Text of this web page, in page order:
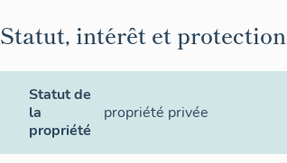
Statut, intérêt et protection
Statut de
la
propriété
propriété privée